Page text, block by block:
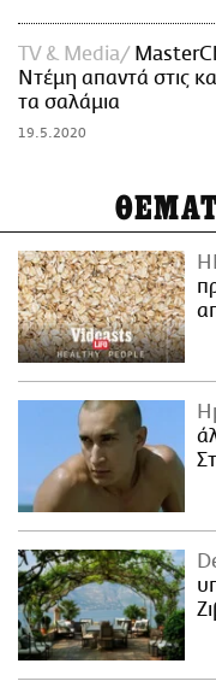
TV & Media
Ντέμη απαντά στις
τα σαλάμια
19.5.2020